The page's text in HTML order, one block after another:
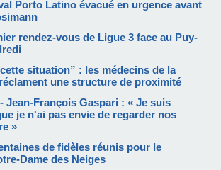
Porto Latino évacué en urgence avant
rendez-vous de Ligue 3 face au Puy-
situation” : les médecins de la
une structure de proximité
Jean-François Gaspari : « Je suis
je n'ai pas envie de regarder nos
»
de fidèles réunis pour le
Dame des Neiges